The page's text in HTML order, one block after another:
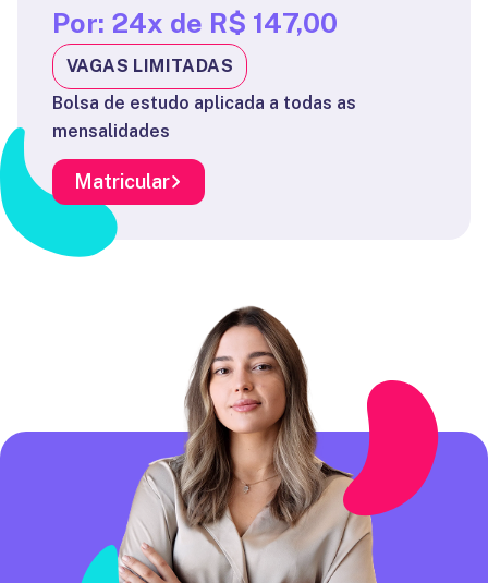
Por: 24x de R$ 147,00
VAGAS LIMITADAS
Bolsa de estudo aplicada a todas as
mensalidades
Matricular